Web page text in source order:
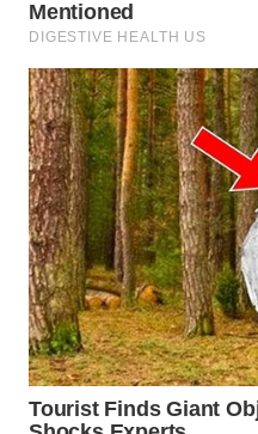
KARAWANG
WN
BEKASI
WN
BOGOR
WN
DEPOK
WN
TAPANULI
UTARA